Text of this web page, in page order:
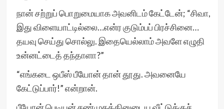
நான் சற்றுப் பொறுமையாக அவனிடம் கேட்டேன்; “சிவா,
இது விளையாட்டில்லை…என்ர குடும்பப் பிரச்சினை…
தயவு செய்து சொல்லு. இதையெல்லாம் அவளே எழுதி
உன்னட்டைத் தந்தாளா?”
“எங்கடை ஒபீஸ் பீயோன் தான் தூது. அவனையே
கேட்டுப்பார்!” என்றான்.